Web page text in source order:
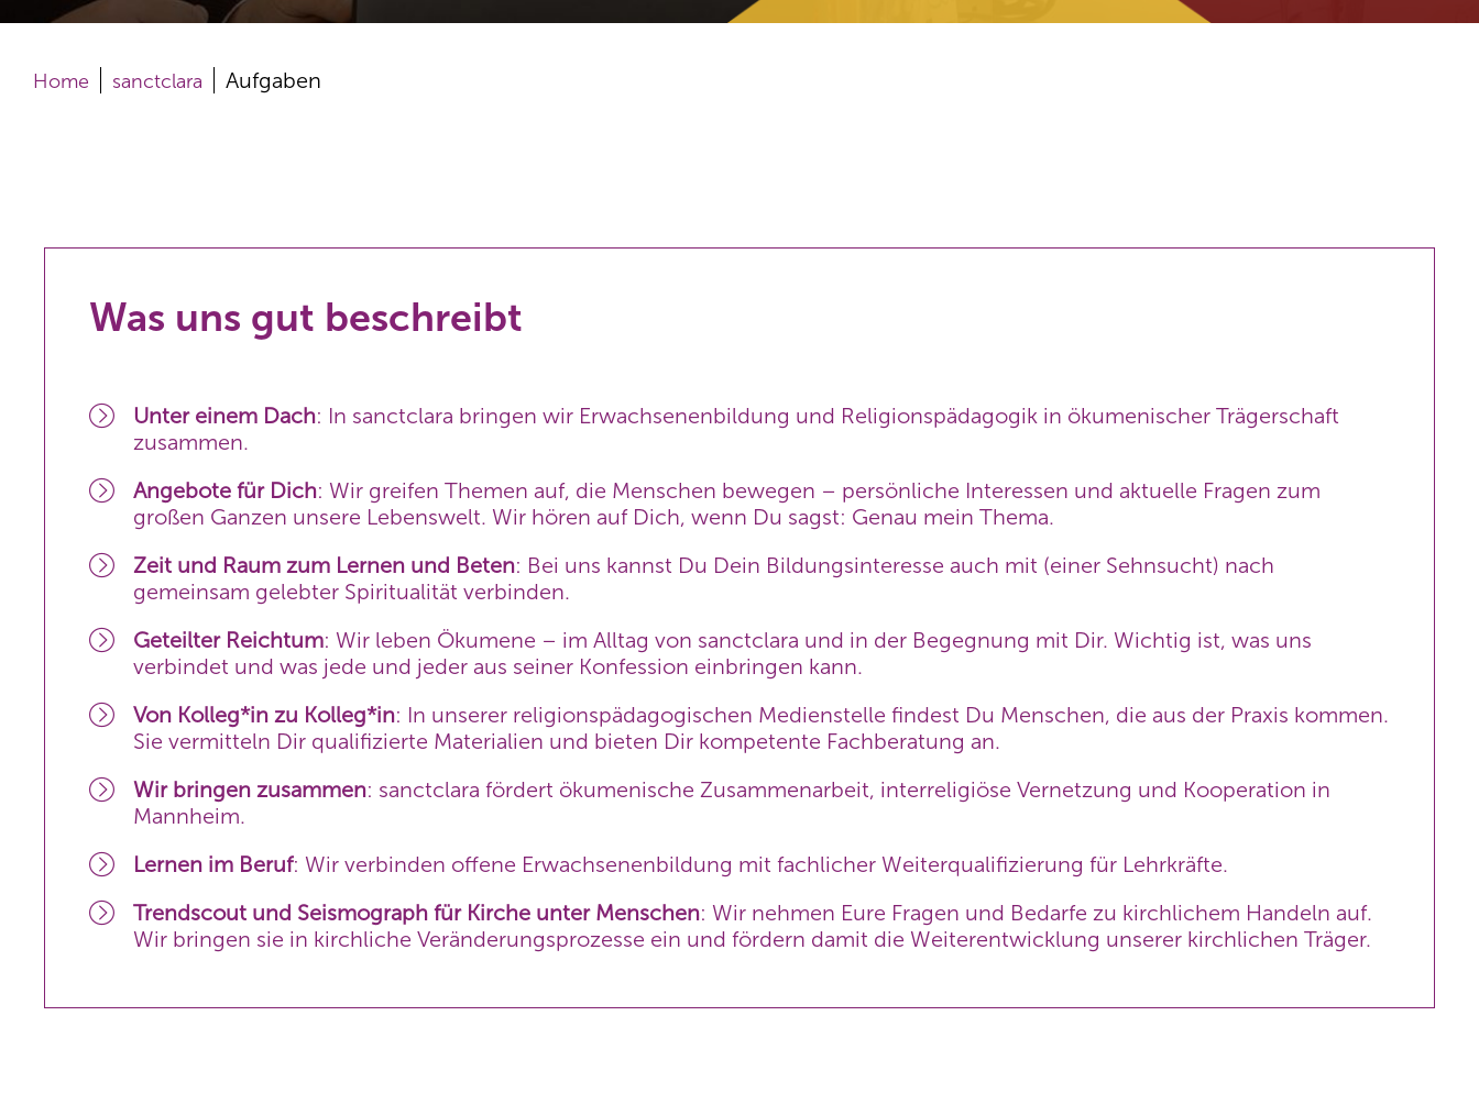
Home sanctclara Aufgaben
Was uns gut beschreibt
Unter einem Dach: In sanctclara bringen wir Erwachsenenbildung und Religionspädagogik in ökumenischer Trägerschaft
zusammen.
Angebote für Dich: Wir greifen Themen auf, die Menschen bewegen – persönliche Interessen und aktuelle Fragen zum
großen Ganzen unsere Lebenswelt. Wir hören auf Dich, wenn Du sagst: Genau mein Thema.
Zeit und Raum zum Lernen und Beten: Bei uns kannst Du Dein Bildungsinteresse auch mit (einer Sehnsucht) nach
gemeinsam gelebter Spiritualität verbinden.
Geteilter Reichtum: Wir leben Ökumene – im Alltag von sanctclara und in der Begegnung mit Dir. Wichtig ist, was uns
verbindet und was jede und jeder aus seiner Konfession einbringen kann.
Von Kolleg*in zu Kolleg*in: In unserer religionspädagogischen Medienstelle findest Du Menschen, die aus der Praxis kommen.
Sie vermitteln Dir qualifizierte Materialien und bieten Dir kompetente Fachberatung an.
Wir bringen zusammen: sanctclara fördert ökumenische Zusammenarbeit, interreligiöse Vernetzung und Kooperation in
Mannheim.
Lernen im Beruf: Wir verbinden offene Erwachsenenbildung mit fachlicher Weiterqualifizierung für Lehrkräfte.
Trendscout und Seismograph für Kirche unter Menschen: Wir nehmen Eure Fragen und Bedarfe zu kirchlichem Handeln auf.
Wir bringen sie in kirchliche Veränderungsprozesse ein und fördern damit die Weiterentwicklung unserer kirchlichen Träger.